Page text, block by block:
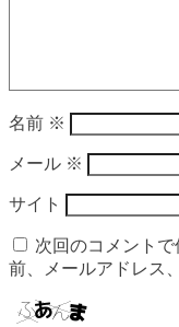
名前 ※
メール ※
サイト
次回のコメント
前、メールアドレス